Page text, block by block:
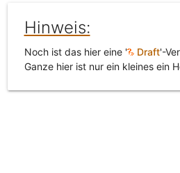
Hinweis:
Noch ist das hier eine ' Draft'-
Ganze hier ist nur ein kleines ein